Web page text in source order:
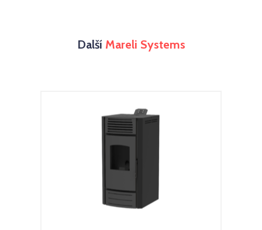
Další Mareli Systems